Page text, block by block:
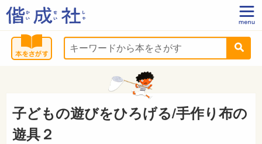
子どもの遊びをひろげる/手作り布の
遊具２